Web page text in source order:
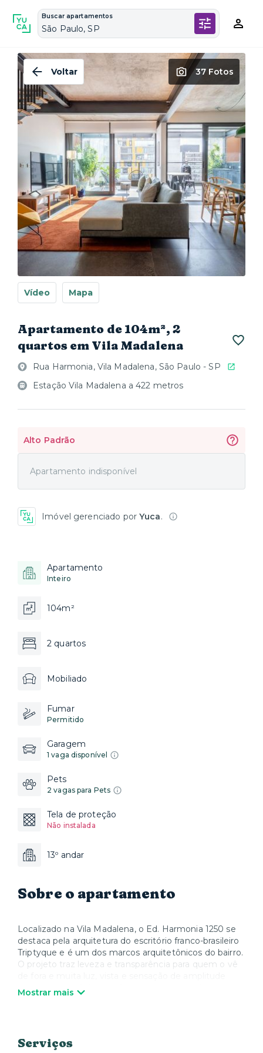
Buscar apartamentos
São Paulo, SP
Voltar 37 Fotos
Vídeo Mapa
Apartamento de 104m², 2
quartos em Vila Madalena
Rua Harmonia, Vila Madalena, São Paulo - SP
Estação Vila Madalena a 422 metros
Alto Padrão
Apartamento indisponível
Imóvel gerenciado porYuca.
Apartamento
Inteiro
104m²
2 quartos
Mobiliado
Fumar
Permitido
Garagem
1 vaga disponível
Pets
2 vagas para Pets
Tela de proteção
Não instalada
13º andar
Sobre o apartamento
Localizado na Vila Madalena, o Ed. Harmonia 1250 se
destaca pela arquitetura do escritório franco-brasileiro
Triptyque e é um dos marcos arquitetônicos do bairro.
O projeto traz leveza e transparência para quem o vê
para quem está dentro. O prédio, incorporado e
Mostrar mais
Serviços